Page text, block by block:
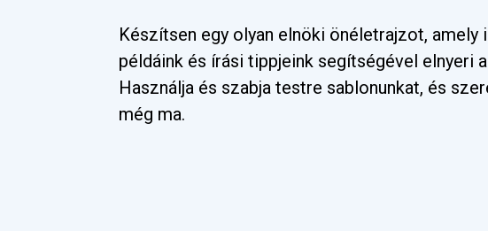
Készítsen egy olyan elnöki önéletrajzot, amely
példáink és írási tippjeink segítségével elnyeri
Használja és szabja testre sablonunkat, és
még ma.